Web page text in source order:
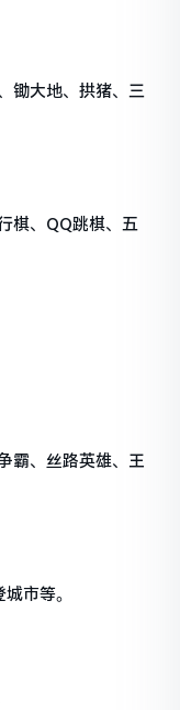
锄大地、拱猪、三
棋、QQ跳棋、五
霸、丝路英雄、王
市等。